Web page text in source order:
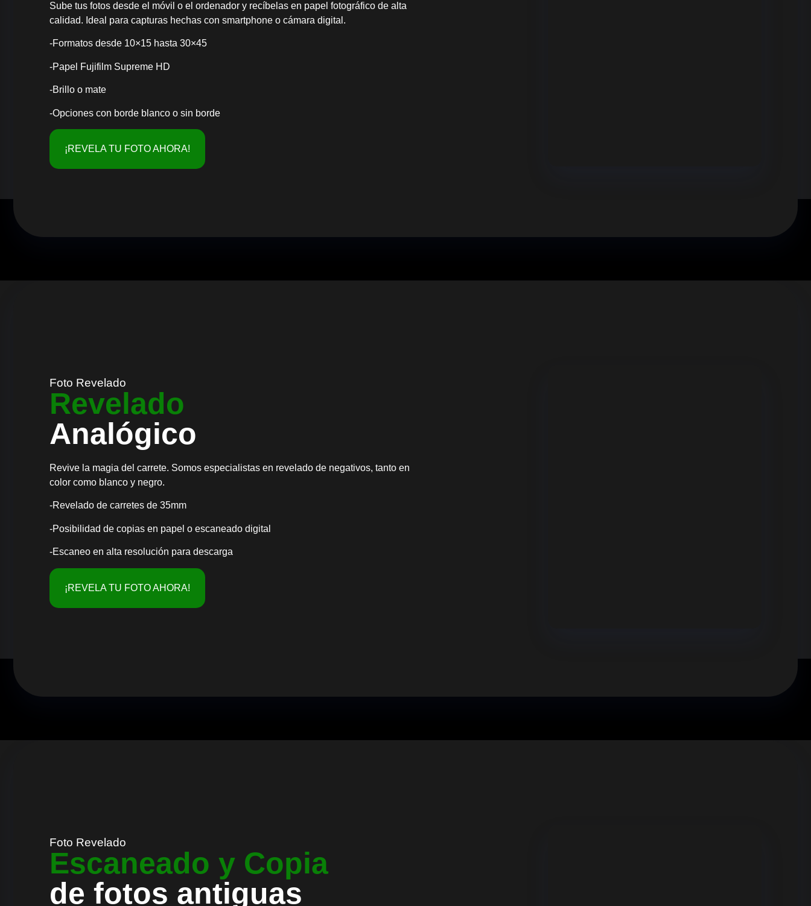
Sube tus fotos desde el móvil o el ordenador y recíbelas en papel fotográfico de alta
calidad. Ideal para capturas hechas con smartphone o cámara digital.
-Formatos desde 10×15 hasta 30×45
-Papel Fujifilm Supreme HD
-Brillo o mate
-Opciones con borde blanco o sin borde
¡REVELA TU FOTO AHORA!
Foto Revelado
Revelado
Analógico
Revive la magia del carrete. Somos especialistas en revelado de negativos, tanto en
color como blanco y negro.
-Revelado de carretes de 35mm
-Posibilidad de copias en papel o escaneado digital
-Escaneo en alta resolución para descarga
¡REVELA TU FOTO AHORA!
Foto Revelado
Escaneado y Copia
de fotos antiguas